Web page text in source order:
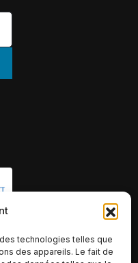
technologies telles que
des appareils. Le fait de